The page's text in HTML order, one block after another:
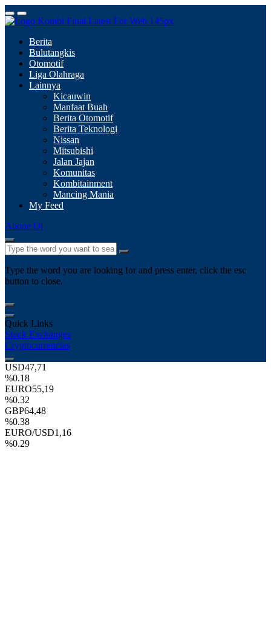
Berita
Bulutangkis
Otomotif
Liga Olahraga
Lainnya
Kicauwin
Manfaat Buah
Berita Otomotif
Berita Teknologi
Nissan
Mitsubishi
Jalan Jajan
Komunitas
Kombitainment
Mancing Mania
My Feed
Abone Ol
Type the word you are looking for and press enter, click the esc
button to close.
Quick Links
Stock Exchanges
Cryptocurrencies
USD47,71
%0.18
EURO55,19
%0.32
GBP64,48
%0.38
EURO/USD1,16
%0.29